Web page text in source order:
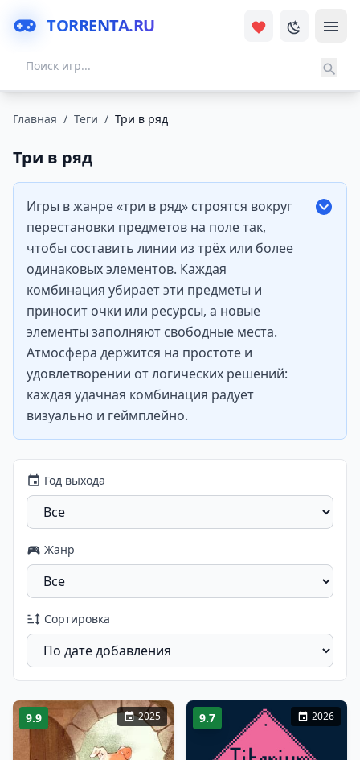
TORRENTA.RU
Главная / Теги / Три в ряд
Три в ряд
Игры в жанре «три в ряд» строятся вокруг
перестановки предметов на поле так,
чтобы составить линии из трёх или более
одинаковых элементов. Каждая
комбинация убирает эти предметы и
приносит очки или ресурсы, а новые
элементы заполняют свободные места.
Атмосфера держится на простоте и
удовлетворении от логических решений:
каждая удачная комбинация радует
визуально и геймплейно.
Год выхода
Жанр
Сортировка
9.9 2025 9.7 2026